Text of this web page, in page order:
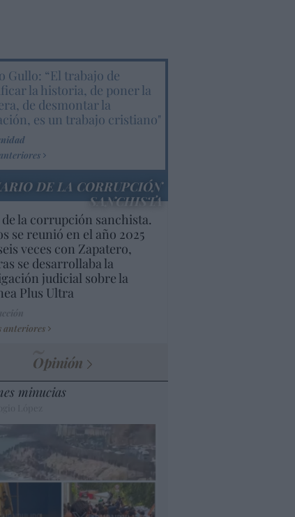
Gullo: “El trabajo de
la historia, de poner la
de desmontar la
es un trabajo cristiano"
DE LA CORRUPCIÓN
SANCHISTA
la corrupción sanchista.
se reunió en el año 2025
veces con Zapatero,
se desarrollaba la
judicial sobre la
Plus Ultra
anteriores
Opinión
minucias